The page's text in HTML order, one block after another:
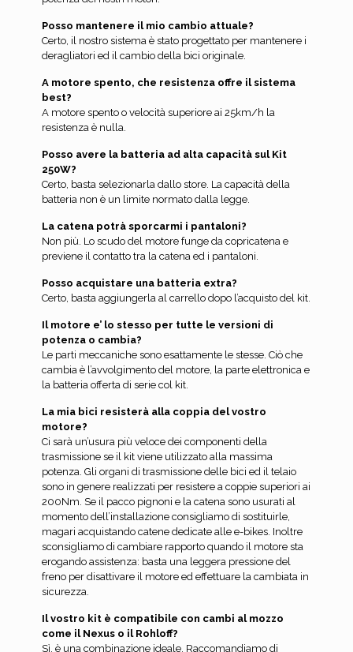
Posso mantenere il mio cambio attuale?
Certo, il nostro sistema è stato progettato per mantenere i
deragliatori ed il cambio della bici originale.
A motore spento, che resistenza offre il sistema
best?
A motore spento o velocità superiore ai 25km/h la
resistenza è nulla.
Posso avere la batteria ad alta capacità sul Kit
250W?
Certo, basta selezionarla dallo store. La capacità della
batteria non è un limite normato dalla legge.
La catena potrà sporcarmi i pantaloni?
Non più. Lo scudo del motore funge da copricatena e
previene il contatto tra la catena ed i pantaloni.
Posso acquistare una batteria extra?
Certo, basta aggiungerla al carrello dopo l’acquisto del kit.
Il motore e’ lo stesso per tutte le versioni di
potenza o cambia?
Le parti meccaniche sono esattamente le stesse. Ciò che
cambia è l’avvolgimento del motore, la parte elettronica e
la batteria offerta di serie col kit.
La mia bici resisterà alla coppia del vostro
motore?
Ci sarà un’usura più veloce dei componenti della
trasmissione se il kit viene utilizzato alla massima
potenza. Gli organi di trasmissione delle bici ed il telaio
sono in genere realizzati per resistere a coppie superiori ai
200Nm. Se il pacco pignoni e la catena sono usurati al
momento dell’installazione consigliamo di sostituirle,
magari acquistando catene dedicate alle e-bikes. Inoltre
sconsigliamo di cambiare rapporto quando il motore sta
erogando assistenza: basta una leggera pressione del
freno per disattivare il motore ed effettuare la cambiata in
sicurezza.
Il vostro kit è compatibile con cambi al mozzo
come il Nexus o il Rohloff?
Sì, è una combinazione ideale. Raccomandiamo di